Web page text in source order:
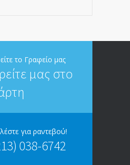
πατριαρχία
το Γραφείο μας
μας στο
για ραντεβού!
038-6742